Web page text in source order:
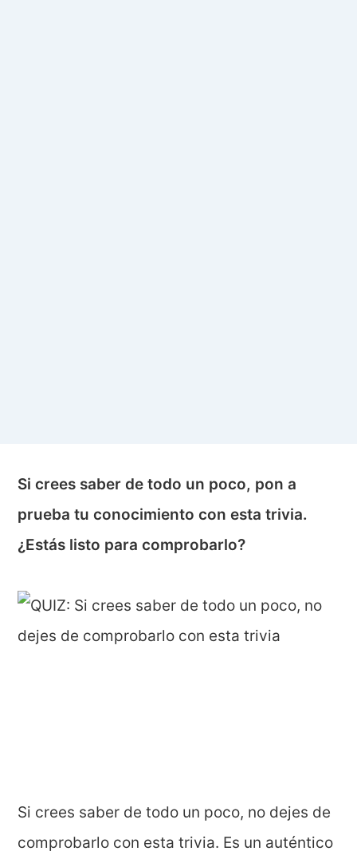
Si crees saber de todo un poco, pon a
prueba tu conocimiento con esta trivia.
¿Estás listo para comprobarlo?
Si crees saber de todo un poco, no dejes de
comprobarlo con esta trivia. Es un auténtico